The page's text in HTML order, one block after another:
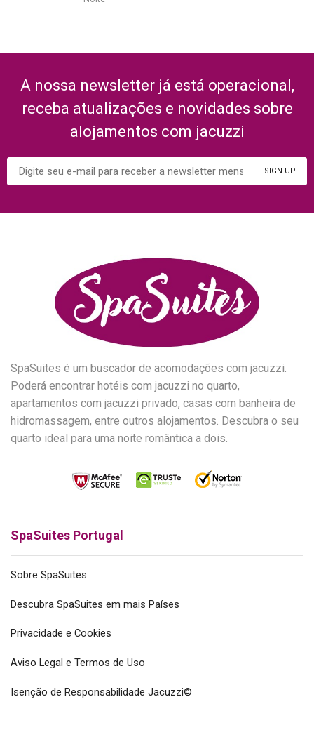
A nossa newsletter já está operacional,
receba atualizações e novidades sobre
alojamentos com jacuzzi
SpaSuites é um buscador de acomodações com jacuzzi.
Poderá encontrar hotéis com jacuzzi no quarto,
apartamentos com jacuzzi privado, casas com banheira de
hidromassagem, entre outros alojamentos. Descubra o seu
quarto ideal para uma noite romântica a dois.
SpaSuites Portugal
Sobre SpaSuites
Descubra SpaSuites em mais Países
Privacidade e Cookies
Aviso Legal e Termos de Uso
Isenção de Responsabilidade Jacuzzi©